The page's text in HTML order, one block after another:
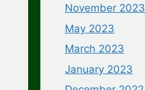
November 2023
May 2023
March 2023
January 2023